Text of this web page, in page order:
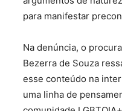
para manifestar
Na denúncia, o
Bezerra de Souza
esse conteúdo na
uma linha de